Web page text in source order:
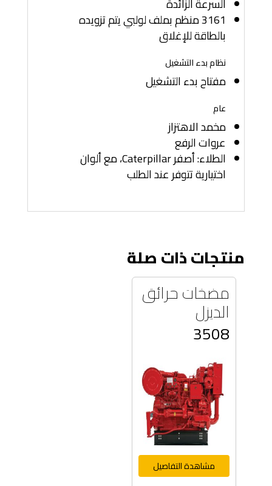
السرعة الزائدة
3161 منظم بملف لولبي يتم تزويده
بالطاقة للإغلاق
نظام بدء التشغيل
مفتاح بدء التشغيل
عام
مخمد الاهتزاز
عروات الرفع
الطلاء: أصفر Caterpillar، مع ألوان
اختيارية تتوفر عند الطلب
منتجات ذات صلة
مضخات حرائق
الديزل
3508
مشاهدة التفاصيل